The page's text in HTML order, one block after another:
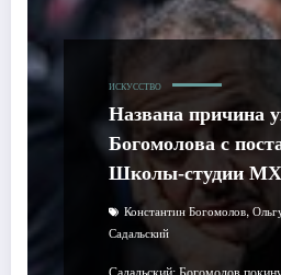
ИСКУССТВО
Названа причина
Богомолова с
Школы-студии
Константин Богомолов,
Садальский